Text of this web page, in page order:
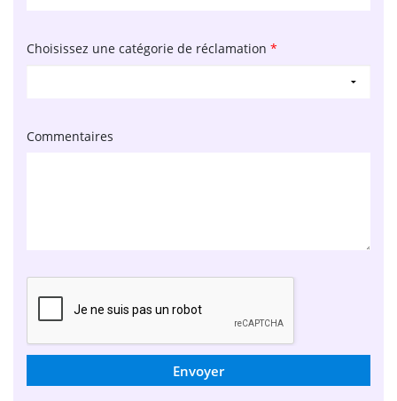
Choisissez une catégorie de réclamation *
Commentaires
Envoyer